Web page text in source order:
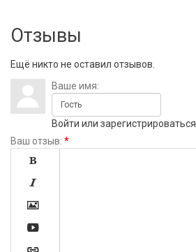
Отзывы
Ещё никто не оставил отзывов.
Ваше имя:
Войти или зарегистрироваться
Ваш отзыв: *



